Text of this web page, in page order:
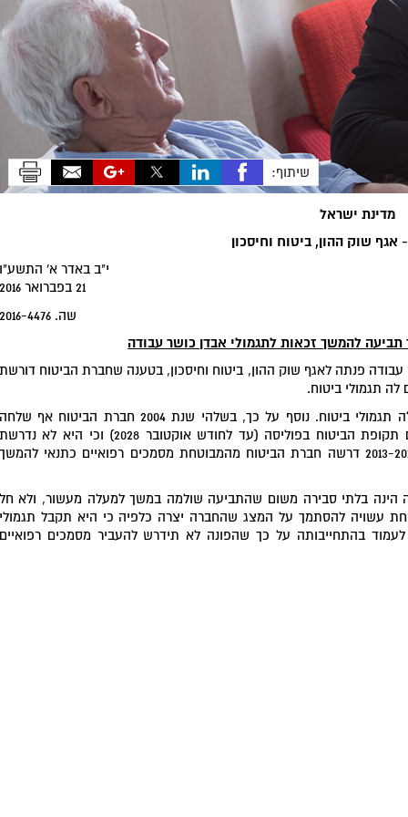
שיתוף:
מדינת ישראל
שוק ההון, ביטוח וחיסכון
י"ב באדר א'
21 בפברואר 2016
שה. 2016-4476
תביעה להמשך זכאות לתגמולי אבדן כושר עבודה
פנתה לאגף שוק ההון, ביטוח וחיסכון, בטענה שחברת הביטוח
תגמולי ביטוח.
בשנת 1999, הכירה החברה בתביעת המבוטחת ושילמה לה תגמולי ביטוח. נוסף על כך, בשלהי שנת 2004 חברת הביטוח אף
למבוטחת מכתב המבהיר כי תביעתה מאושרת עד לתום תקופת הביטוח בפוליסה (עד לחודש אוקטובר 2028) וכי היא לא
להעביר מסמכים רפואיים נוספים. למרות זאת, בשנים 2013-2015 דרשה חברת הביטוח מהמבוטחת מסמכים רפואיים כתנאי
הינה בלתי סבירה משום שהתביעה שולמה במשך למעלה מעשור, ולא
עשויה להסתמך על המצג שהחברה יצרה כלפיה כי היא תקבל
בהתחייבותה על כך שהפונה לא תידרש להעביר מסמכים